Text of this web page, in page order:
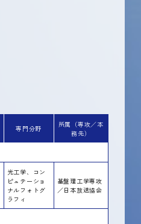
専門分野
所属（専攻／本
務先）
光工学、コン
ピュテーショ
ナルフォトグ
ラフィ
基盤理工学専攻
／日本放送協会